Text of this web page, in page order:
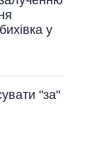
у
"за"